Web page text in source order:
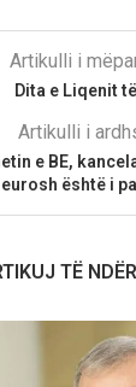
Artikulli i
​Dita e Liqenit
Artikulli i
e BE,
është i
TË